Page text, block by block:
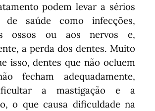
podem levar a sérios
de saúde como infecções,
ossos ou aos nervos e,
a perda dos dentes. Muito
isso, dentes que não ocluem
fecham adequadamente,
a mastigação e a
o que causa dificuldade na